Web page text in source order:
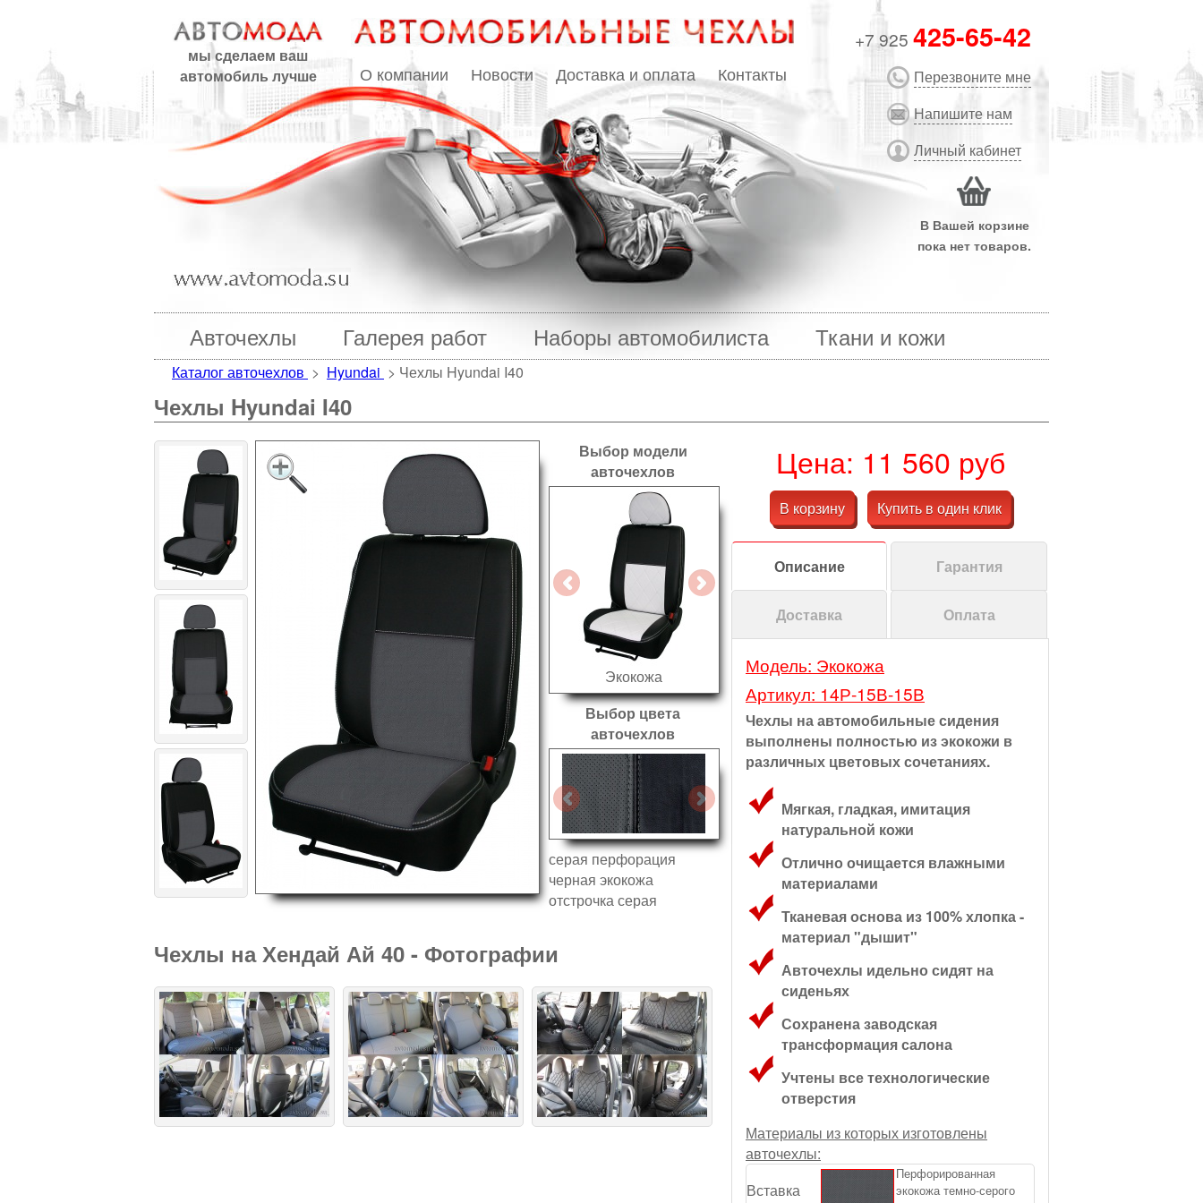
мы сделаем ваш
автомобиль лучше
О компании Новости Доставка и оплата Контакты
+7 925 425-65-42
Перезвоните мне
Напишите нам
Личный кабинет
В Вашей корзине
пока нет товаров.
Авточехлы Галерея работ Наборы автомобилиста Ткани и кожи
Каталог авточехлов > Hyundai > Чехлы Hyundai I40
Чехлы Hyundai I40
Выбор модели
авточехлов
Экокожа
Выбор цвета
авточехлов
серая перфорация
черная экокожа
отстрочка серая
Чехлы на Хендай Ай 40 - Фотографии
Цена: 11 560 руб
В корзину Купить в один клик
Описание Гарантия
Доставка Оплата
Модель: Экокожа
Артикул: 14Р-15В-15В
Чехлы на автомобильные сидения
выполнены полностью из экокожи в
различных цветовых сочетаниях.
Мягкая, гладкая, имитация
натуральной кожи
Отлично очищается влажными
материалами
Тканевая основа из 100% хлопка -
материал "дышит"
Авточехлы идельно сидят на
сиденьях
Сохранена заводская
трансформация салона
Учтены все технологические
отверстия
Материалы из которых изготовлены
авточехлы:
Вставка
Перфорированная
экокожа темно-серого